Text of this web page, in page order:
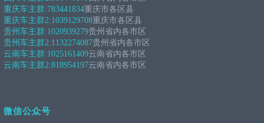
重庆车主群:783441834重庆市各区县
重庆车主群2:1039129708重庆市各区县
贵州车主群:1020939279贵州省内各市区
贵州车主群2:1132274087贵州省内各市区
云南车主群:1025161409云南省内各市区
云南车主群2:818954197云南省内各市区
微信公众号